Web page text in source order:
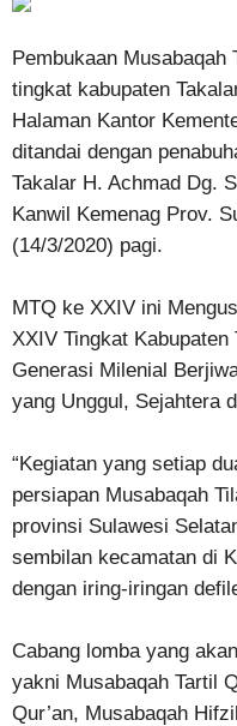
Pembukaan Musabaqah
tingkat kabupaten
Halaman Kantor
ditandai dengan
Takalar H. Achmad Dg.
Kanwil Kemenag Prov.
(14/3/2020) pagi.
MTQ ke XXIV ini
XXIV Tingkat
Generasi Milenial
yang Unggul, Sejahtera
“Kegiatan yang setiap
persiapan Musabaqah
provinsi Sulawesi
sembilan kecamatan di
dengan iring-iringan
Cabang lomba yang
yakni Musabaqah Tartil
Qur’an, Musabaqah